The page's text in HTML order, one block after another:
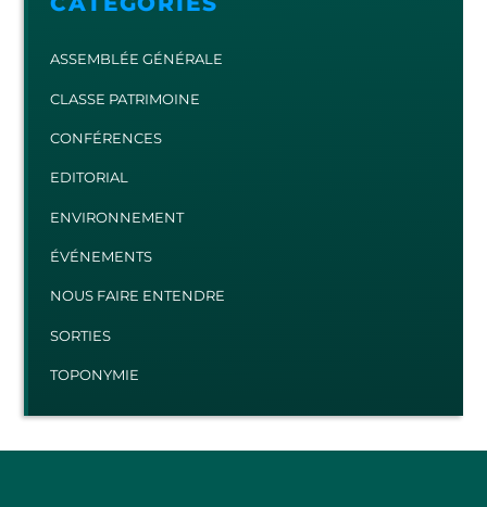
ASSEMBLÉE GÉNÉRALE
CLASSE PATRIMOINE
CONFÉRENCES
EDITORIAL
ENVIRONNEMENT
ÉVÉNEMENTS
NOUS FAIRE ENTENDRE
SORTIES
TOPONYMIE